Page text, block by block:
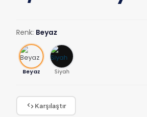
Renk: Beyaz
Beyaz Siyah
Karşılaştır